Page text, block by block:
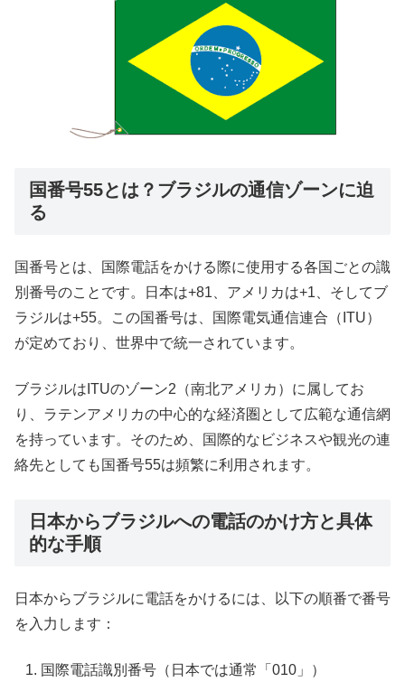
国番号55とは？ブラジルの通信ゾーンに迫
る
国番号とは、国際電話をかける際に使用する各国ごとの識
別番号のことです。日本は+81、アメリカは+1、そしてブ
ラジルは+55。この国番号は、国際電気通信連合（ITU）
が定めており、世界中で統一されています。
ブラジルはITUのゾーン2（南北アメリカ）に属してお
り、ラテンアメリカの中心的な経済圏として広範な通信網
を持っています。そのため、国際的なビジネスや観光の連
絡先としても国番号55は頻繁に利用されます。
日本からブラジルへの電話のかけ方と具体
的な手順
日本からブラジルに電話をかけるには、以下の順番で番号
を入力します：
国際電話識別番号（日本では通常「010」）